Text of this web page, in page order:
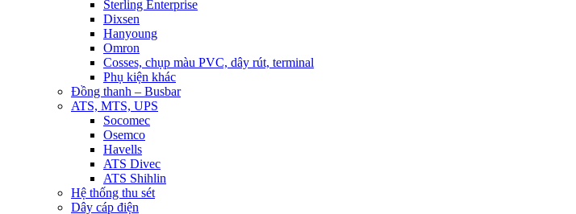
Sterling Enterprise
Dixsen
Hanyoung
Omron
Cosses, chụp màu PVC, dây rút, terminal
Phụ kiện khác
Đồng thanh – Busbar
ATS, MTS, UPS
Socomec
Osemco
Havells
ATS Divec
ATS Shihlin
Hệ thống thu sét
Dây cáp điện